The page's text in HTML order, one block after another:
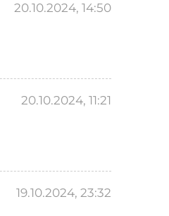
20.10.2024, 14:50
20.10.2024, 11:21
19.10.2024, 23:32